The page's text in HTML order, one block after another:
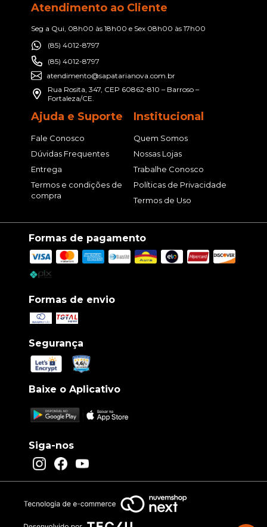
Atendimento ao Cliente
Seg a Qui, 08h00 às 18h00 e Sex 08h00 às 17h00
(85) 4012-8797
(85) 4012-8797
atendimento@sapatarianova.com.br
Rua Rosita, 347, CEP 60862-810 – Barroso –
Fortaleza/CE.
Ajuda e Suporte
Fale Conosco
Dúvidas Frequentes
Entrega
Termos e condições de
compra
Institucional
Quem Somos
Nossas Lojas
Trabalhe Conosco
Políticas de Privacidade
Termos de Uso
Formas de pagamento
Formas de envio
Segurança
Baixe o Aplicativo
Siga-nos